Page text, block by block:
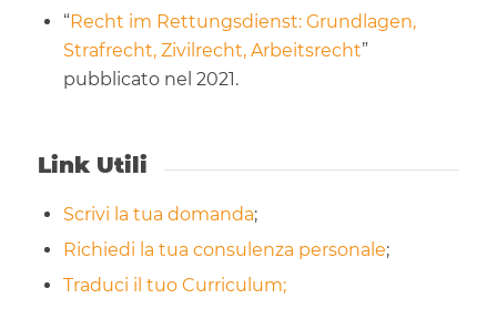
“Recht im Rettungsdienst: Grundlagen,
Strafrecht, Zivilrecht, Arbeitsrecht”
pubblicato nel 2021.
Link Utili
Scrivi la tua domanda;
Richiedi la tua consulenza personale;
Traduci il tuo Curriculum;